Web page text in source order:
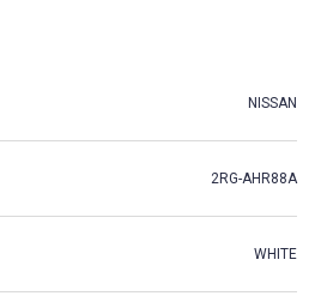
NISSAN
2RG-AHR88A
WHITE